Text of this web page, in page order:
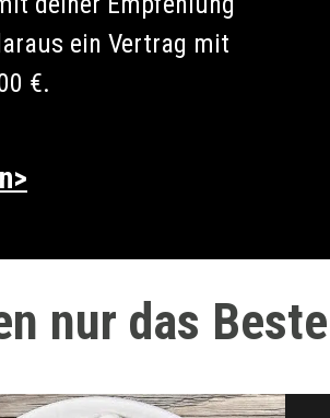
ein Vertrag mit
€.
nur das Beste